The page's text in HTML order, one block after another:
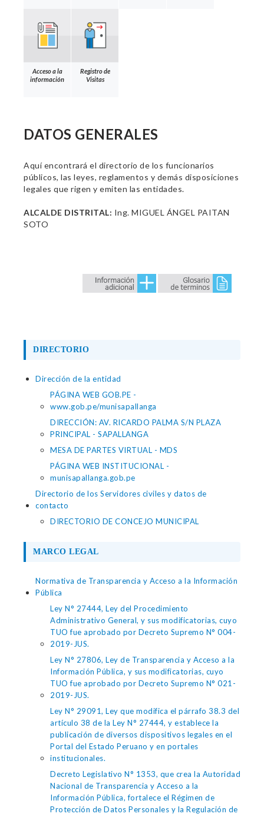
Acceso a la
información
Registro de
Visitas
DATOS GENERALES
Aquí encontrará el directorio de los funcionarios
públicos, las leyes, reglamentos y demás disposiciones
legales que rigen y emiten las entidades.
ALCALDE DISTRITAL: Ing. MIGUEL ÁNGEL PAITAN
SOTO
DIRECTORIO
Dirección de la entidad
PÁGINA WEB GOB.PE -
www.gob.pe/munisapallanga
DIRECCIÓN: AV. RICARDO PALMA S/N PLAZA
PRINCIPAL - SAPALLANGA
MESA DE PARTES VIRTUAL - MDS
PÁGINA WEB INSTITUCIONAL -
munisapallanga.gob.pe
Directorio de los Servidores civiles y datos de
contacto
DIRECTORIO DE CONCEJO MUNICIPAL
MARCO LEGAL
Normativa de Transparencia y Acceso a la Información
Pública
Ley N° 27444, Ley del Procedimiento
Administrativo General, y sus modificatorias, cuyo
TUO fue aprobado por Decreto Supremo N° 004-
2019-JUS.
Ley N° 27806, Ley de Transparencia y Acceso a la
Información Pública, y sus modificatorias, cuyo
TUO fue aprobado por Decreto Supremo N° 021-
2019-JUS.
Ley N° 29091, Ley que modifica el párrafo 38.3 del
artículo 38 de la Ley N° 27444, y establece la
publicación de diversos dispositivos legales en el
Portal del Estado Peruano y en portales
institucionales.
Decreto Legislativo N° 1353, que crea la Autoridad
Nacional de Transparencia y Acceso a la
Información Pública, fortalece el Régimen de
Protección de Datos Personales y la Regulación de